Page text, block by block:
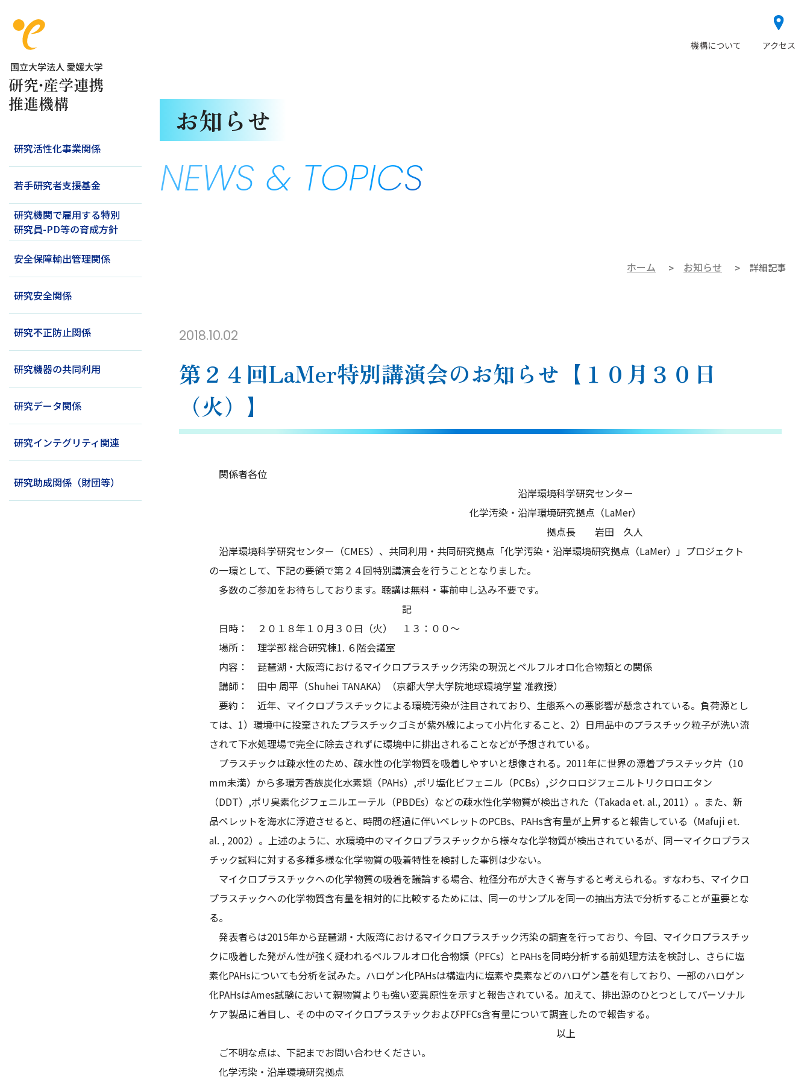
機構について アクセス
研究活性化事業関係
若手研究者支援基金
研究機関で雇用する特別
研究員-PD等の育成方針
安全保障輸出管理関係
研究安全関係
研究不正防止関係
研究機器の共同利用
研究データ関係
研究インテグリティ関連
研究助成関係（財団等）
お知らせ
NEWS & TOPICS
ホーム お知らせ 詳細記事
2018.10.02
第２４回LaMer特別講演会のお知らせ【１０月３０日
（火）】
関係者各位
沿岸環境科学研究センター
化学汚染・沿岸環境研究拠点（LaMer）
拠点長 岩田 久人
沿岸環境科学研究センター（CMES）、共同利用・共同研究拠点「化学汚染・沿岸環境研究拠点（LaMer）」プロジェクト
の一環として、下記の要領で第２４回特別講演会を行うこととなりました。
多数のご参加をお待ちしております。聴講は無料・事前申し込み不要です。
記
日時： ２０１８年１０月３０日（火） １３：００～
場所： 理学部 総合研究棟1. ６階会議室
内容： 琵琶湖・大阪湾におけるマイクロプラスチック汚染の現況とペルフルオロ化合物類との関係
講師： 田中 周平（Shuhei TANAKA）（京都大学大学院地球環境学堂 准教授）
要約： 近年、マイクロプラスチックによる環境汚染が注目されており、生態系への悪影響が懸念されている。負荷源とし
ては、1）環境中に投棄されたプラスチックゴミが紫外線によって小片化すること、2）日用品中のプラスチック粒子が洗い流
されて下水処理場で完全に除去されずに環境中に排出されることなどが予想されている。
プラスチックは疎水性のため、疎水性の化学物質を吸着しやすいと想像される。2011年に世界の漂着プラスチック片（10
mm未満）から多環芳香族炭化水素類（PAHs）,ポリ塩化ビフェニル（PCBs）,ジクロロジフェニルトリクロロエタン
（DDT）,ポリ臭素化ジフェニルエーテル（PBDEs）などの疎水性化学物質が検出された（Takada et. al., 2011）。また、新
品ペレットを海水に浮遊させると、時間の経過に伴いペレットのPCBs、PAHs含有量が上昇すると報告している（Mafuji et.
al. , 2002）。上述のように、水環境中のマイクロプラスチックから様々な化学物質が検出されているが、同一マイクロプラス
チック試料に対する多種多様な化学物質の吸着特性を検討した事例は少ない。
マイクロプラスチックへの化学物質の吸着を議論する場合、粒径分布が大きく寄与すると考えられる。すなわち、マイクロ
プラスチックへの化学物質含有量を相対的に比較するためには、同一のサンプルを同一の抽出方法で分析することが重要とな
る。
発表者らは2015年から琵琶湖・大阪湾におけるマイクロプラスチック汚染の調査を行っており、今回、マイクロプラスチッ
クに吸着した発がん性が強く疑われるペルフルオロ化合物類（PFCs）とPAHsを同時分析する前処理方法を検討し、さらに塩
素化PAHsについても分析を試みた。ハロゲン化PAHsは構造内に塩素や臭素などのハロゲン基を有しており、一部のハロゲン
化PAHsはAmes試験において親物質よりも強い変異原性を示すと報告されている。加えて、排出源のひとつとしてパーソナル
ケア製品に着目し、その中のマイクロプラスチックおよびPFCs含有量について調査したので報告する。
以上
ご不明な点は、下記までお問い合わせください。
化学汚染・沿岸環境研究拠点